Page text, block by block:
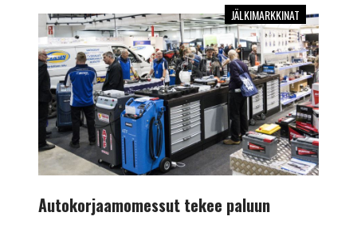
Autokorjaamomessut
tekee
paluun
JÄLKIMARKKINAT
Autokorjaamomessut tekee paluun